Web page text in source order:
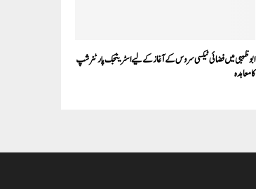
ابوظہبی میں فضائی ٹیکسی سروس کے آغاز کے لیے اسٹریٹجک پارٹنرشپ
کا معاہدہ